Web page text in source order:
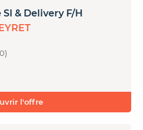
& Delivery F/H
l'offre